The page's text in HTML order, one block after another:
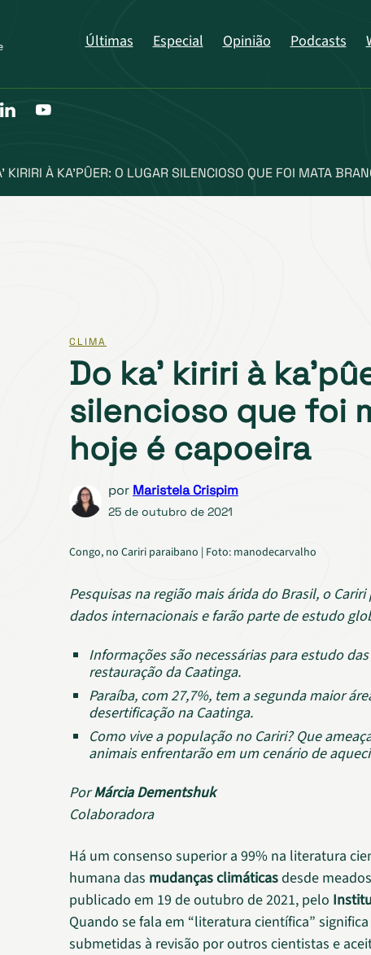
Últimas Especial Opinião Podcasts
KIRIRI À KA’PÛER: O LUGAR SILENCIOSO QUE FOI MATA
CLIMA
Do ka’ kiriri à
silencioso que foi
hoje é capoeira
por Maristela Crispim
25 de outubro de 2021
Congo, no Cariri paraibano | Foto: manodecarvalho
Pesquisas na região mais árida do Brasil, o
dados internacionais e farão parte de estudo
Informações são necessárias para estudo
restauração da Caatinga.
Paraíba, com 27,7%, tem a segunda maior
desertificação na Caatinga.
Como vive a população no Cariri? Que
animais enfrentarão em um cenário de
PorMárcia Dementshuk
Colaboradora
Há um consenso superior a 99% na literatura
humana das mudanças climáticasdesde
publicado em 19 de outubro de 2021, pelo
Quando se fala em “literatura científica”
submetidas à revisão por outros cientistas e